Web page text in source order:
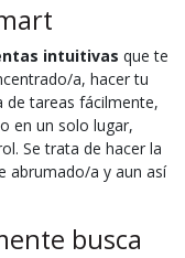
intuitivas que te
a, hacer tu
de tareas fácilmente,
en un solo lugar,
Se trata de hacer la
abrumado/a y aun así
busca